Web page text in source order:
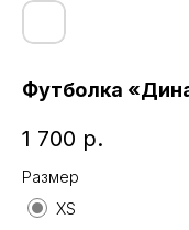
Футболка
1 700 р.
Размер
XS